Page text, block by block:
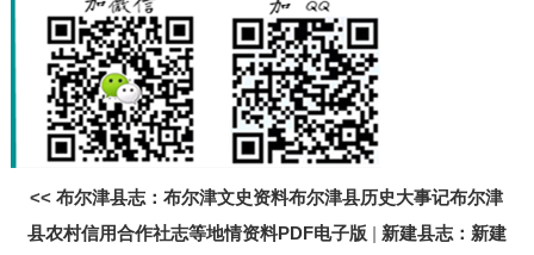
<<布尔津县志：布尔津文史资料布尔津县历史大事记布尔津
县农村信用合作社志等地情资料PDF电子版 | 新建县志：新建